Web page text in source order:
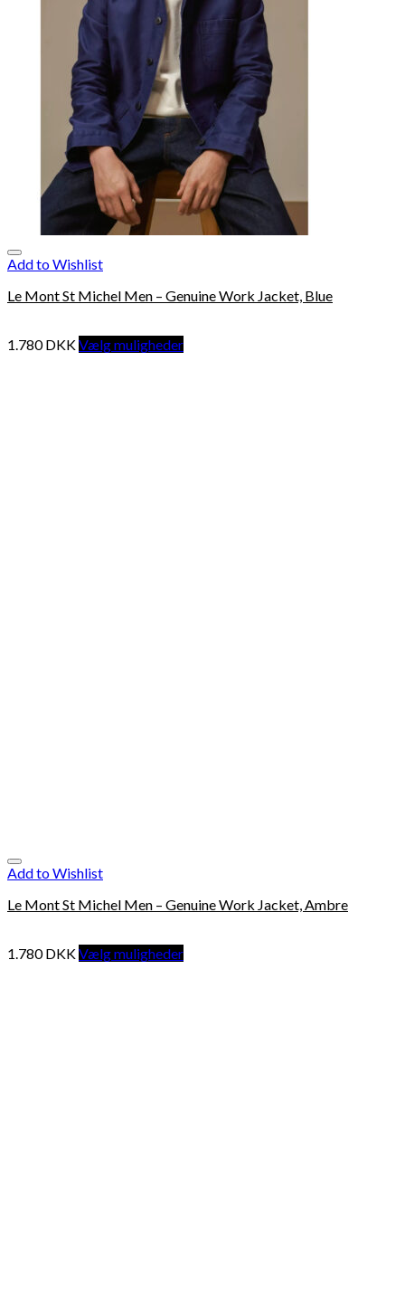
Add to Wishlist
Le Mont St Michel Men – Genuine Work Jacket, Blue
1.780DKKVælg muligheder
Add to Wishlist
Le Mont St Michel Men – Genuine Work Jacket, Ambre
1.780DKKVælg muligheder